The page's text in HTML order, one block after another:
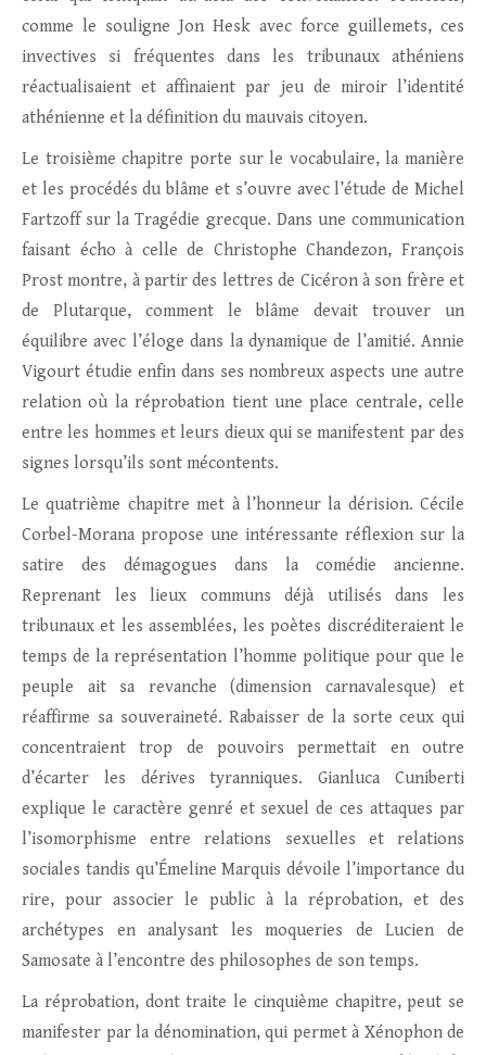
comme le souligne Jon Hesk avec force guillemets, ces
invectives si fréquentes dans les tribunaux athéniens
réactualisaient et affinaient par jeu de miroir l’identité
athénienne et la définition du mauvais citoyen.
Le troisième chapitre porte sur le vocabulaire, la manière
et les procédés du blâme et s’ouvre avec l’étude de Michel
Fartzoff sur la Tragédie grecque. Dans une communication
faisant écho à celle de Christophe Chandezon, François
Prost montre, à partir des lettres de Cicéron à son frère et
de Plutarque, comment le blâme devait trouver un
équilibre avec l’éloge dans la dynamique de l’amitié. Annie
Vigourt étudie enfin dans ses nombreux aspects une autre
relation où la réprobation tient une place centrale, celle
entre les hommes et leurs dieux qui se manifestent par des
signes lorsqu’ils sont mécontents.
Le quatrième chapitre met à l’honneur la dérision. Cécile
Corbel-Morana propose une intéressante réflexion sur la
satire des démagogues dans la comédie ancienne.
Reprenant les lieux communs déjà utilisés dans les
tribunaux et les assemblées, les poètes discréditeraient le
temps de la représentation l’homme politique pour que le
peuple ait sa revanche (dimension carnavalesque) et
réaffirme sa souveraineté. Rabaisser de la sorte ceux qui
concentraient trop de pouvoirs permettait en outre
d’écarter les dérives tyranniques. Gianluca Cuniberti
explique le caractère genré et sexuel de ces attaques par
l’isomorphisme entre relations sexuelles et relations
sociales tandis qu’Émeline Marquis dévoile l’importance du
rire, pour associer le public à la réprobation, et des
archétypes en analysant les moqueries de Lucien de
Samosate à l’encontre des philosophes de son temps.
La réprobation, dont traite le cinquième chapitre, peut se
manifester par la dénomination, qui permet à Xénophon de